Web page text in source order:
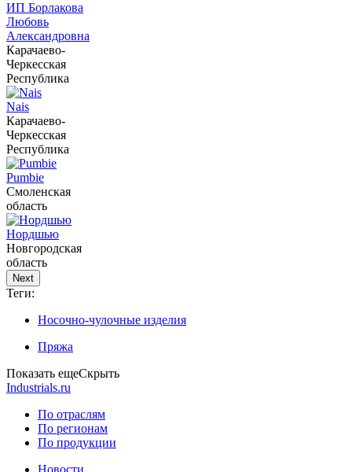
ИП Борлакова
Любовь
Александровна
Карачаево-
Черкесская
Республика
Nais
Карачаево-
Черкесская
Республика
Pumbie
Смоленская
область
Нордшью
Новгородская
область
Next
Теги:
Носочно-чулочные изделия
Пряжа
Показать ещеСкрыть
Industrials.ru
По отраслям
По регионам
По продукции